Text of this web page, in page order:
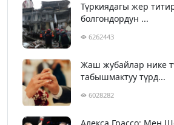
Түркиядагы жер
болгондордун ...
6262443
Жаш жубайлар нике
табышмактуу түрд...
6028282